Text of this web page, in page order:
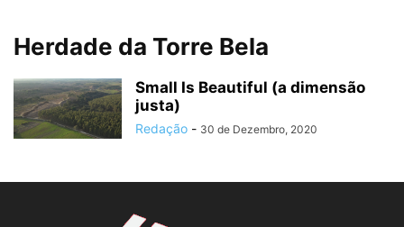
Herdade da Torre Bela
Small Is Beautiful (a dimensão
justa)
Redação - 30 de Dezembro, 2020